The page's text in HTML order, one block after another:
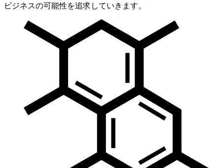
ビジネスの可能性を追求していきます。